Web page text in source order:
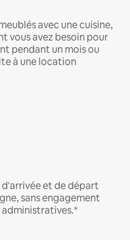
avec une cuisine,
vous avez besoin pour
pendant un mois ou
à une location
d'arrivée et de départ
sans engagement